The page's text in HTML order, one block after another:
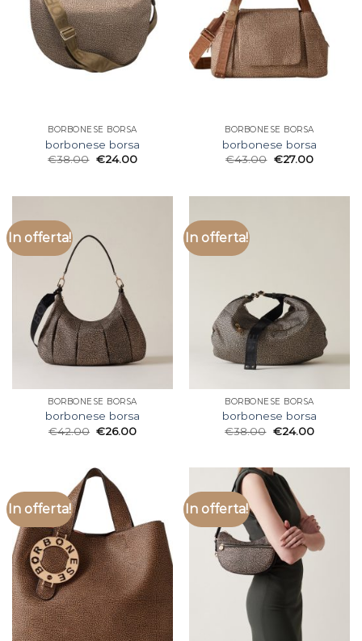
BORBONESE BORSA
borbonese borsa
€38.00 €24.00
BORBONESE BORSA
borbonese borsa
€43.00 €27.00
In offerta!
BORBONESE BORSA
borbonese borsa
€42.00 €26.00
In offerta!
BORBONESE BORSA
borbonese borsa
€38.00 €24.00
In offerta! In offerta!